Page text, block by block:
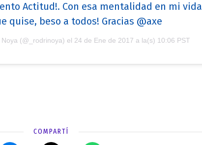
Actitud!. Con esa mentalidad en mi vida
quise, beso a todos! Gracias @axe
(@_rodrinoya) el 24 de Ene de 2017 a la(s) 10:06 PST
COMPARTÍ